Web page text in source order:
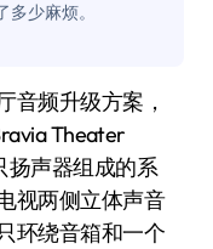
少麻烦。
Theater
扬声器组成的系
视两侧立体声音
环绕音箱和一个